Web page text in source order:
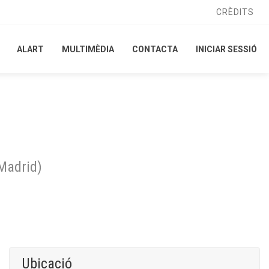
CRÈDITS
ALART MULTIMÈDIA CONTACTA INICIAR SESSIÓ
CRÈDITS
ALART MULTIMÈDIA CONTACTA INICIAR SESSIÓ
)
Ubicació